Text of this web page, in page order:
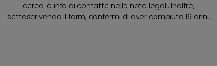
cerca le info di contatto nelle note legali. Inoltre,
sottoscrivendo il form, confermi di aver compiuto 16 anni.